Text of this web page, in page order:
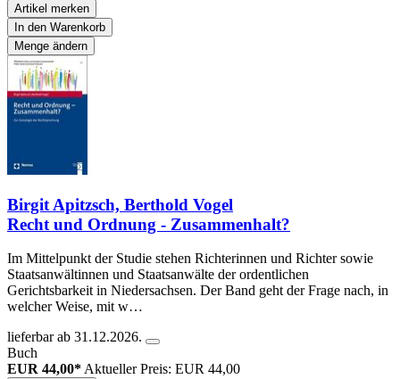
Artikel merken
In den Warenkorb
Menge ändern
Birgit Apitzsch, Berthold Vogel
Recht und Ordnung - Zusammenhalt?
Im Mittelpunkt der Studie stehen Richterinnen und Richter sowie
Staatsanwältinnen und Staatsanwälte der ordentlichen
Gerichtsbarkeit in Niedersachsen. Der Band geht der Frage nach, in
welcher Weise, mit w…
lieferbar ab 31.12.2026.
Buch
EUR 44,00* Aktueller Preis: EUR 44,00